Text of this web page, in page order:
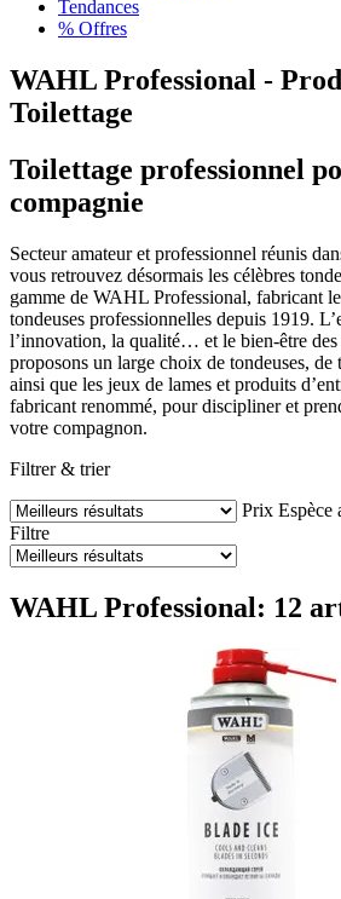
Tendances
% Offres
WAHL Professional -
Toilettage
Toilettage professionnel
compagnie
Secteur amateur et professionnel réunis
vous retrouvez désormais les célèbres
gamme de WAHL Professional, fabricant
tondeuses professionnelles depuis 1919.
l’innovation, la qualité… et le bien-être
proposons un large choix de tondeuses, de
ainsi que les jeux de lames et produits
fabricant renommé, pour discipliner et
votre compagnon.
Filtrer & trier
Prix Espèce
Filtre
WAHL Professional: 12